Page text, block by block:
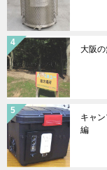
大阪の
キャ
編